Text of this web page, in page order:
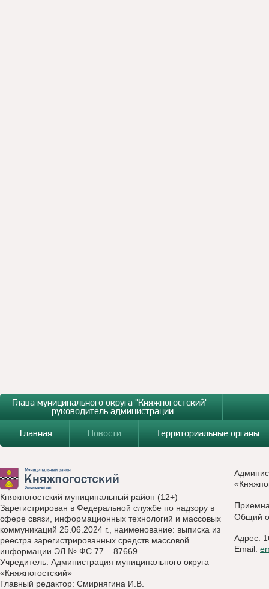
Глава муниципального округа "Княжпогостский" -
руководитель администрации
Главная
Новости Территориальные органы
Княжпогостский муниципальный район (12+)
Зарегистрирован в Федеральной службе по надзору в
сфере связи, информационных технологий и массовых
коммуникаций 25.06.2024 г., наименование: выписка из
реестра зарегистрированных средств массовой
информации ЭЛ № ФС 77 – 87669
Учредитель: Администрация муниципального округа
«Княжпогостский»
Главный редактор: Смирнягина И.В.
Общий
Адрес:
Email: